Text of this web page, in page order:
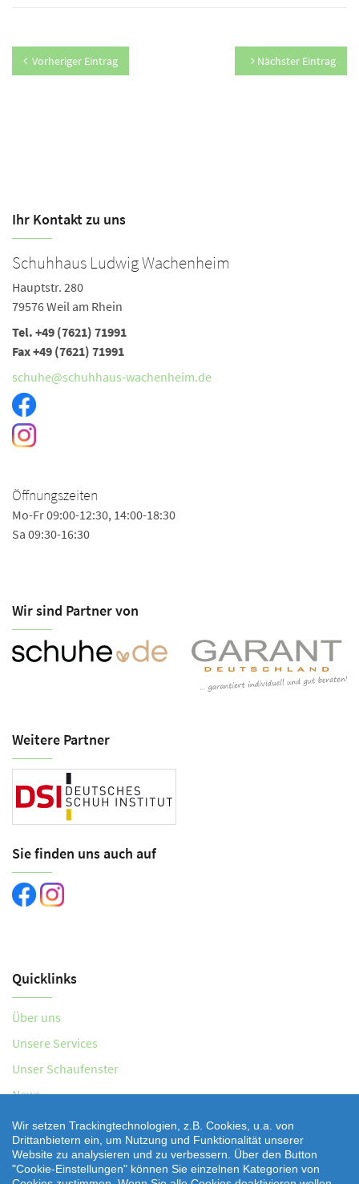
Vorheriger Eintrag Nächster Eintrag
Ihr Kontakt zu uns
Schuhhaus Ludwig Wachenheim
Hauptstr. 280
79576 Weil am Rhein
Tel. +49 (7621) 71991
Fax +49 (7621) 71991
schuhe@schuhhaus-wachenheim.de
Öffnungszeiten
Mo-Fr 09:00-12:30, 14:00-18:30
Sa 09:30-16:30
Wir sind Partner von
Weitere Partner
Sie finden uns auch auf
Quicklinks
Über uns
Unsere Services
Unser Schaufenster
News
Aktionen
Kontaktformular
Öffnungszeiten
Wir setzen Trackingtechnologien, z.B. Cookies, u.a. von
Drittanbietern ein, um Nutzung und Funktionalität unserer
Website zu analysieren und zu verbessern. Über den Button
"Cookie-Einstellungen" können Sie einzelnen Kategorien von